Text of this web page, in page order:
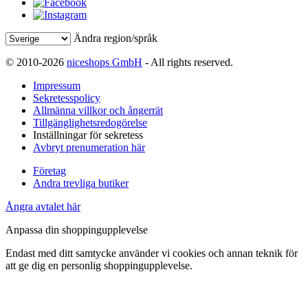
Ändra region/språk
© 2010-2026 niceshops GmbH - All rights reserved.
Impressum
Sekretesspolicy
Allmänna villkor och ångerrät
Tillgänglighetsredogörelse
Inställningar för sekretess
Avbryt prenumeration här
Företag
Andra trevliga butiker
Ångra avtalet här
Anpassa din shoppingupplevelse
Endast med ditt samtycke använder vi cookies och annan teknik för
att ge dig en personlig shoppingupplevelse.